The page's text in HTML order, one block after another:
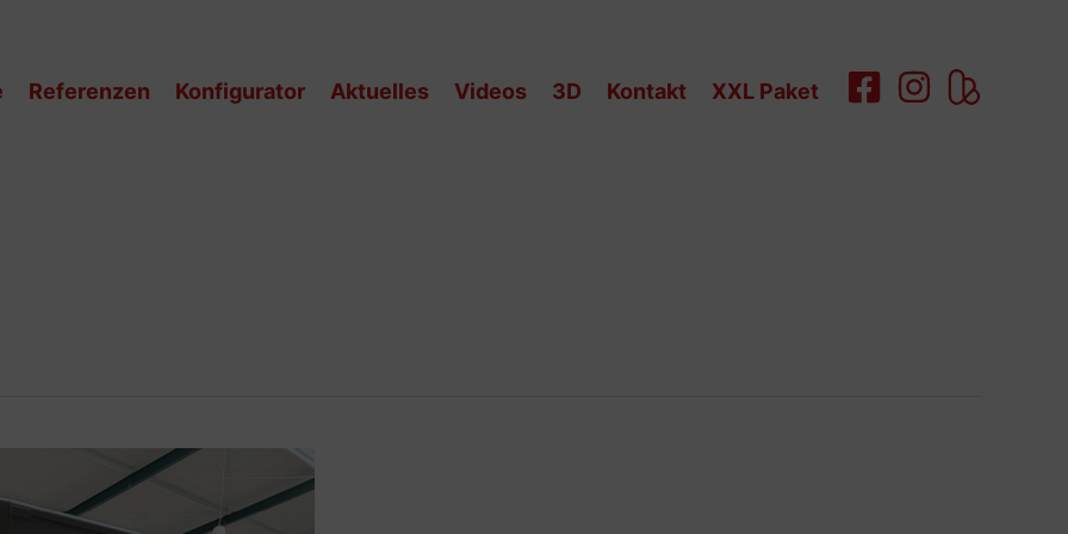
Referenzen Konfigurator Aktuelles Videos 3D Kontakt XXL Paket